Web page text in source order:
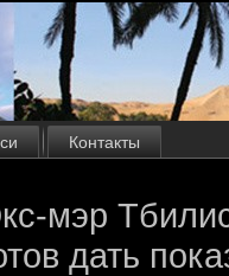
Контакты
мэр
дать